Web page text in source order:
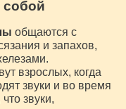
общаются с
и запахов,
взрослых, когда
звуки и во время
звуки,